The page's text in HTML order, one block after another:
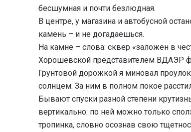
бесшумная и почти безлюдная.
В центре, у магазина и автобусной
камень – и не догадаешься.
На камне – слова: сквер «заложен в
Хорошевской представителем ВДАЭР
Грунтовой дорожкой я миновал
солнцем. За ним в полном покое
Бывают спуски разной степени
вертикально: по ней можно только
тропинка, словно осознав свою